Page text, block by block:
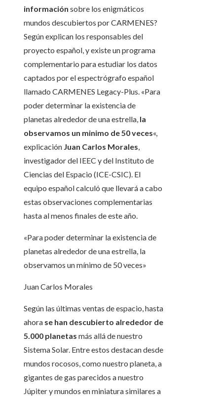
información sobre los enigmáticos
mundos descubiertos por CARMENES?
Según explican los responsables del
proyecto español, y existe un programa
complementario para estudiar los datos
captados por el espectrógrafo español
llamado CARMENES Legacy-Plus. «Para
poder determinar la existencia de
planetas alrededor de una estrella, la
observamos un minimo de 50 veces«,
explicación Juan Carlos Morales,
investigador del IEEC y del Instituto de
Ciencias del Espacio (ICE-CSIC). El
equipo español calculó que llevará a cabo
estas observaciones complementarias
hasta al menos finales de este año.
«Para poder determinar la existencia de
planetas alrededor de una estrella, la
observamos un mínimo de 50 veces»
Juan Carlos Morales
Según las últimas ventas de espacio, hasta
ahora se han descubierto alrededor de
5.000 planetas más allá de nuestro
Sistema Solar. Entre estos destacan desde
mundos rocosos, como nuestro planeta, a
gigantes de gas parecidos a nuestro
Júpiter y mundos en miniatura similares a